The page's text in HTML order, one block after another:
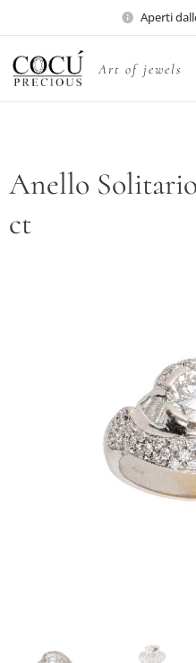
Aperti
Art of jewels
Anello
ct